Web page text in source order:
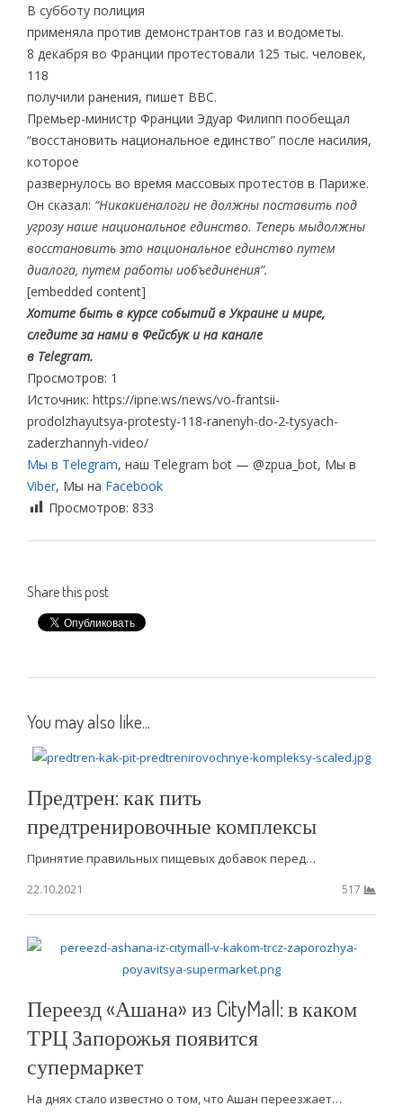
В субботу полиция
применяла против демонстрантов газ и водометы.
8 декабря во Франции протестовали 125 тыс. человек,
118
получили ранения, пишет BBC.
Премьер-министр Франции Эдуар Филипп пообещал
“восстановить национальное единство” после насилия,
которое
развернулось во время массовых протестов в Париже.
Он сказал: “Никакиеналоги не должны поставить под
угрозу наше национальное единство. Теперь мыдолжны
восстановить это национальное единство путем
диалога, путем работы иобъединения”.
[embedded content]
Хотите быть в курсе событий в Украине и мире,
следите за нами в Фейсбук и на канале
в Telegram.
Просмотров: 1
Источник: https://ipne.ws/news/vo-frantsii-
prodolzhayutsya-protesty-118-ranenyh-do-2-tysyach-
zaderzhannyh-video/
Мы в Telegram, наш Telegram bot — @zpua_bot, Мы в
Viber, Мы на Facebook
Просмотров: 833
Share this post
You may also like...
Предтрен: как пить
предтренировочные комплексы
Принятие правильных пищевых добавок перед…
22.10.2021
517
Переезд «Ашана» из CityMall: в каком
ТРЦ Запорожья появится
супермаркет
На днях стало известно о том, что Ашан переезжает…